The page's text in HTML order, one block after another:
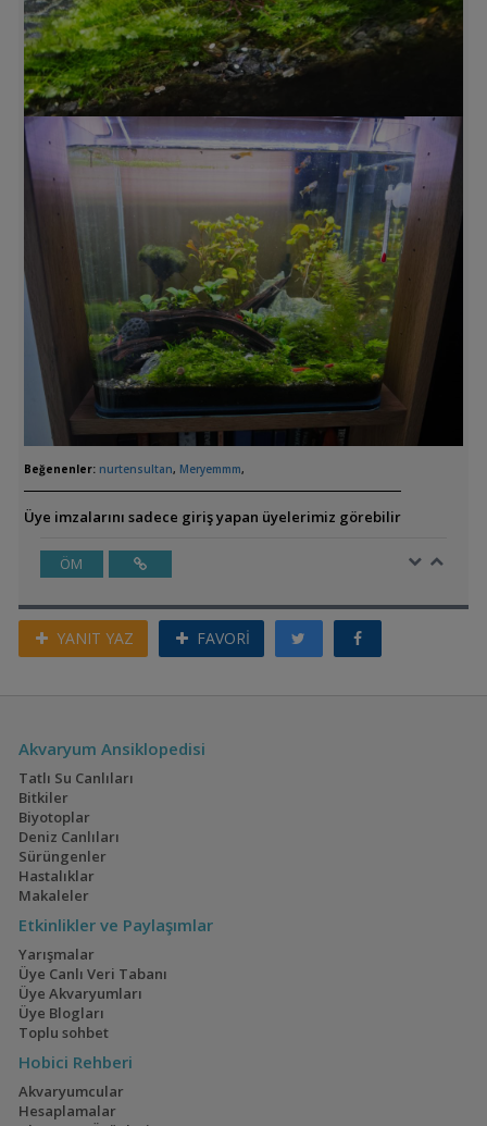
Beğenenler: nurtensultan, Meryemmm,
Üye imzalarını sadece giriş yapan üyelerimiz görebilir
ÖM
YANIT YAZ FAVORİ
Akvaryum Ansiklopedisi
Tatlı Su Canlıları
Bitkiler
Biyotoplar
Deniz Canlıları
Sürüngenler
Hastalıklar
Makaleler
Etkinlikler ve Paylaşımlar
Yarışmalar
Üye Canlı Veri Tabanı
Üye Akvaryumları
Üye Blogları
Toplu sohbet
Hobici Rehberi
Akvaryumcular
Hesaplamalar